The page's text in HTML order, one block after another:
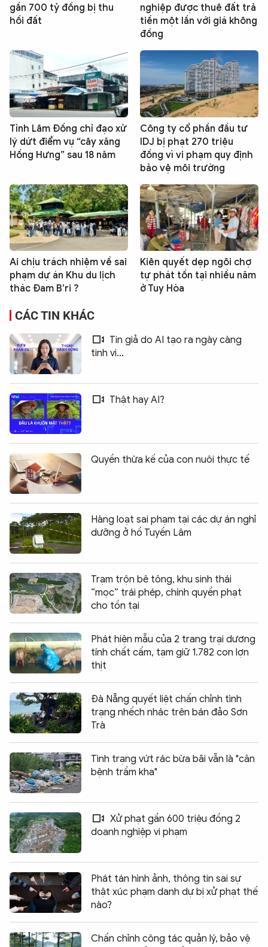
gần 700 tỷ đồng bị thu
hồi đất
nghiệp được thuê đất trả
tiền một lần với giá không
đồng
Tỉnh Lâm Đồng chỉ đạo xử
lý dứt điểm vụ “cây xăng
Hồng Hưng” sau 18 năm
Công ty cổ phần đầu tư
IDJ bị phạt 270 triệu
đồng vì vi phạm quy định
bảo vệ môi trường
Ai chịu trách nhiệm về sai
phạm dự án Khu du lịch
thác Đam B’ri ?
Kiên quyết dẹp ngôi chợ
tự phát tồn tại nhiều năm
ở Tuy Hòa
CÁC TIN KHÁC
Tin giả do AI tạo ra ngày càng
tinh vi...
Thật hay AI?
Quyền thừa kế của con nuôi thực tế
Hàng loạt sai phạm tại các dự án nghỉ
dưỡng ở hồ Tuyền Lâm
Trạm trộn bê tông, khu sinh thái
“mọc” trái phép, chính quyền phạt
cho tồn tại
Phát hiện mẫu của 2 trang trại dương
tính chất cấm, tạm giữ 1.782 con lợn
thịt
Đà Nẵng quyết liệt chấn chỉnh tình
trạng nhếch nhác trên bán đảo Sơn
Trà
Tình trạng vứt rác bừa bãi vẫn là "căn
bệnh trầm kha"
Xử phạt gần 600 triệu đồng 2
doanh nghiệp vi phạm
Phát tán hình ảnh, thông tin sai sự
thật xúc phạm danh dự bị xử phạt thế
nào?
Chấn chỉnh công tác quản lý, bảo vệ